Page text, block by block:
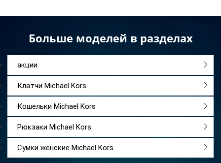
Больше моделей в разделах
акции
Клатчи Michael Kors
Кошельки Michael Kors
Рюкзаки Michael Kors
Сумки женские Michael Kors